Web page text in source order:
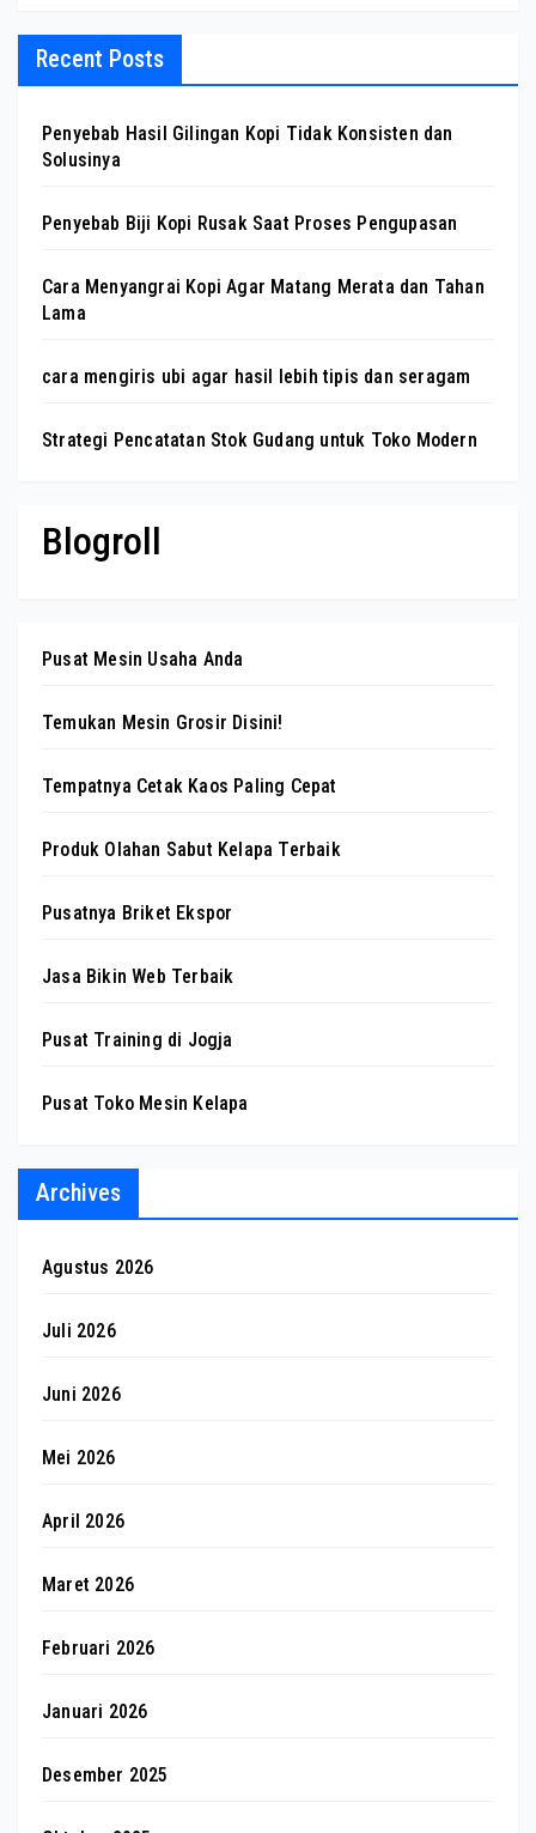
Recent Posts
Penyebab Hasil Gilingan Kopi Tidak Konsisten dan
Solusinya
Penyebab Biji Kopi Rusak Saat Proses Pengupasan
Cara Menyangrai Kopi Agar Matang Merata dan Tahan
Lama
cara mengiris ubi agar hasil lebih tipis dan seragam
Strategi Pencatatan Stok Gudang untuk Toko Modern
Blogroll
Pusat Mesin Usaha Anda
Temukan Mesin Grosir Disini!
Tempatnya Cetak Kaos Paling Cepat
Produk Olahan Sabut Kelapa Terbaik
Pusatnya Briket Ekspor
Jasa Bikin Web Terbaik
Pusat Training di Jogja
Pusat Toko Mesin Kelapa
Archives
Agustus 2026
Juli 2026
Juni 2026
Mei 2026
April 2026
Maret 2026
Februari 2026
Januari 2026
Desember 2025